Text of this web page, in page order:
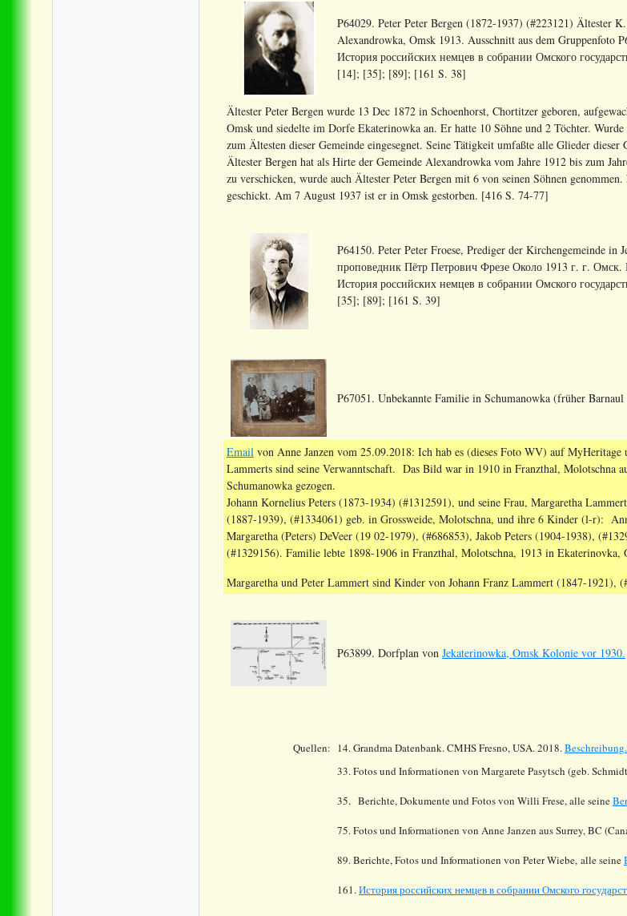
P64029. Peter Peter Bergen (1872-1937) (#223121) Ältester
Alexandrowka, Omsk 1913. Ausschnitt aus dem
История российских немцев в собрании Омского
[14]; [35]; [89]; [161 S. 38]
Ältester Peter Bergen wurde 13 Dec 1872 in Schoenhorst, Chortitzer geboren,
Omsk und siedelte im Dorfe Ekaterinowka an. Er hatte 10 Söhne und 2 Töchter.
zum Ältesten dieser Gemeinde eingesegnet. Seine Tätigkeit umfaßte alle Glieder
Ältester Bergen hat als Hirte der Gemeinde Alexandrowka vom Jahre 1912 bis zum
zu verschicken, wurde auch Ältester Peter Bergen mit 6 von seinen Söhnen
geschickt. Am 7 August 1937 ist er in Omsk gestorben. [416 S. 74-77]
P64150. Peter Peter Froese, Prediger der Kirchengemeinde
проповедник Пётр Петрович Фрезе Около 1913 г. г.
История российских немцев в собрании Омского
[35]; [89]; [161 S. 39]
P67051. Unbekannte Familie in Schumanowka (früher
Email von Anne Janzen vom 25.09.2018: Ich hab es (dieses Foto WV) auf
Lammerts sind seine Verwanntschaft. Das Bild war in 1910 in Franzthal, Molotschna
Schumanowka gezogen.
Johann Kornelius Peters (1873-1934) (#1312591), und seine Frau, Margaretha
(1887-1939), (#1334061) geb. in Grossweide, Molotschna, und ihre 6 Kinder (l-r):
Margaretha (Peters) DeVeer (19 02-1979), (#686853), Jakob Peters (1904-1938),
(#1329156). Familie lebte 1898-1906 in Franzthal, Molotschna, 1913 in Ekaterinovka,
Margaretha und Peter Lammert sind Kinder von Johann Franz Lammert (1847-
P63899. Dorfplan von Jekaterinowka, Omsk Kolonie vor 1930.
Quellen: 14.Grandma Datenbank. CMHS Fresno, USA. 2018.Beschreibung.
33.Fotos und Informationen von Margarete Pasytsch (geb.
35. Berichte, Dokumente und Fotos von Willi Frese, alle seine
75. Fotos und Informationen von Anne Janzen aus Surrey, BC
89. Berichte, Fotos und Informationen von Peter Wiebe, alle seine
161.История российских немцев в собрании Омского